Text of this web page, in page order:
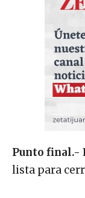
Punto final.-
lista para